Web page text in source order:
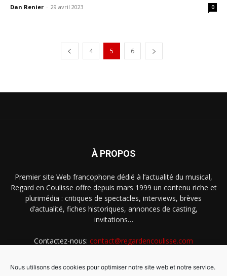
Nous utilisons des cookies pour optimiser notre site web et notre service.
Dan Renier - 29 avril 2023 0
4 5 6
À PROPOS
Premier site Web francophone dédié à l’actualité du musical,
Regard en Coulisse offre depuis mars 1999 un contenu riche et
plurimédia : critiques de spectacles, interviews, brèves
d’actualité, fiches historiques, annonces de casting,
invitations…
Contactez-nous: contact@regardencoulisse.com